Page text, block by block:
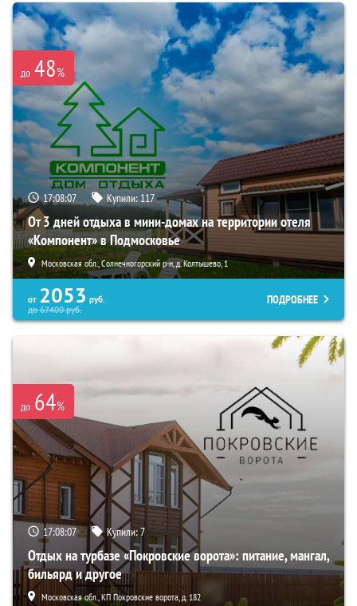
до 48%
17:08:06 Купили: 117
От 3 дней отдыха в мини-домах на территории отеля
«Компонент» в Подмосковье
Московская обл., Солнечногорский р-н, д. Колтышево, 1
от 2053 руб.
до67400руб.
ПОДРОБНЕЕ
до 64%
17:08:06 Купили:7
Отдых на турбазе «Покровские ворота»: питание, мангал,
бильярд и другое
Московская обл., КП Покровские ворота, д. 182